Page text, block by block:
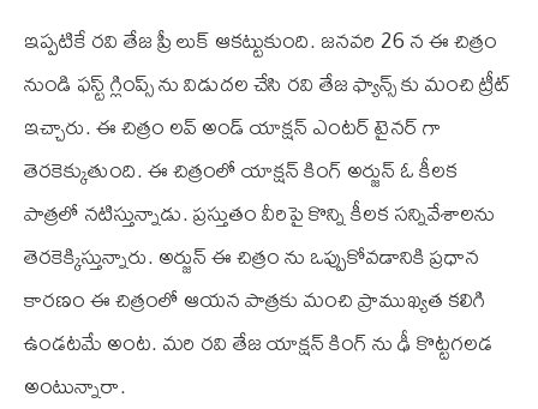
ఇప్పటికే రవి తేజ ప్రీ లుక్ ఆకట్టుకుంది. జనవరి 26 న ఈ చిత్రం
నుండి ఫస్ట్ గ్లింప్స్ ను విడుదల చేసి రవి తేజ ఫ్యాన్స్ కు మంచి ట్రీట్
ఇచ్చారు. ఈ చిత్రం లవ్ అండ్ యాక్షన్ ఎంటర్ టైనర్ గా
తెరకెక్కుతుంది. ఈ చిత్రంలో యాక్షన్ కింగ్ అర్జున్ ఓ కీలక
పాత్రలో నటిస్తున్నాడు. ప్రస్తుతం వీరిపై కొన్ని కీలక సన్నివేశాలను
తెరకెక్కిస్తున్నారు. అర్జున్ ఈ చిత్రం ను ఒప్పుకోవడానికి ప్రధాన
కారణం ఈ చిత్రంలో ఆయన పాత్రకు మంచి ప్రాముఖ్యత కలిగి
ఉండటమే అంట. మరి రవి తేజ యాక్షన్ కింగ్ ను ఢీ కొట్టగలడ
అంటున్నారా.